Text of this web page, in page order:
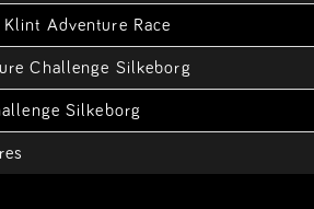
Adventure Race
Challenge Silkeborg
Silkeborg